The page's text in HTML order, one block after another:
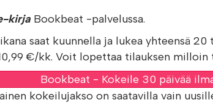
kirja Bookbeat -palvelussa.
saat kuunnella ja lukea yhteensä
€/kk. Voit lopettaa tilauksen milloin
Bookbeat - Kokeile 30 päivää
kokeilujakso on saatavilla vain